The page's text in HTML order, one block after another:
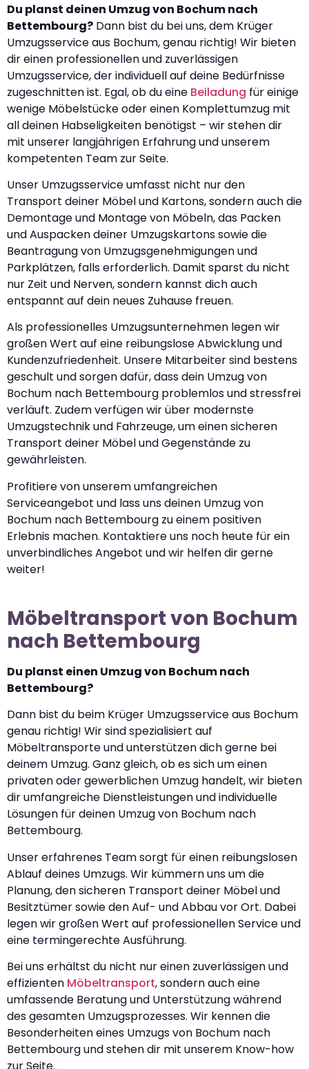
Du planst deinen Umzug von Bochum nach
Bettembourg? Dann bist du bei uns, dem Krüger
Umzugsservice aus Bochum, genau richtig! Wir bieten
dir einen professionellen und zuverlässigen
Umzugsservice, der individuell auf deine Bedürfnisse
zugeschnitten ist. Egal, ob du eine Beiladung für einige
wenige Möbelstücke oder einen Komplettumzug mit
all deinen Habseligkeiten benötigst – wir stehen dir
mit unserer langjährigen Erfahrung und unserem
kompetenten Team zur Seite.
Unser Umzugsservice umfasst nicht nur den
Transport deiner Möbel und Kartons, sondern auch die
Demontage und Montage von Möbeln, das Packen
und Auspacken deiner Umzugskartons sowie die
Beantragung von Umzugsgenehmigungen und
Parkplätzen, falls erforderlich. Damit sparst du nicht
nur Zeit und Nerven, sondern kannst dich auch
entspannt auf dein neues Zuhause freuen.
Als professionelles Umzugsunternehmen legen wir
großen Wert auf eine reibungslose Abwicklung und
Kundenzufriedenheit. Unsere Mitarbeiter sind bestens
geschult und sorgen dafür, dass dein Umzug von
Bochum nach Bettembourg problemlos und stressfrei
verläuft. Zudem verfügen wir über modernste
Umzugstechnik und Fahrzeuge, um einen sicheren
Transport deiner Möbel und Gegenstände zu
gewährleisten.
Profitiere von unserem umfangreichen
Serviceangebot und lass uns deinen Umzug von
Bochum nach Bettembourg zu einem positiven
Erlebnis machen. Kontaktiere uns noch heute für ein
unverbindliches Angebot und wir helfen dir gerne
weiter!
Möbeltransport von Bochum
nach Bettembourg
Du planst einen Umzug von Bochum nach
Bettembourg?
Dann bist du beim Krüger Umzugsservice aus Bochum
genau richtig! Wir sind spezialisiert auf
Möbeltransporte und unterstützen dich gerne bei
deinem Umzug. Ganz gleich, ob es sich um einen
privaten oder gewerblichen Umzug handelt, wir bieten
dir umfangreiche Dienstleistungen und individuelle
Lösungen für deinen Umzug von Bochum nach
Bettembourg.
Unser erfahrenes Team sorgt für einen reibungslosen
Ablauf deines Umzugs. Wir kümmern uns um die
Planung, den sicheren Transport deiner Möbel und
Besitztümer sowie den Auf- und Abbau vor Ort. Dabei
legen wir großen Wert auf professionellen Service und
eine termingerechte Ausführung.
Bei uns erhältst du nicht nur einen zuverlässigen und
effizienten Möbeltransport, sondern auch eine
umfassende Beratung und Unterstützung während
des gesamten Umzugsprozesses. Wir kennen die
Besonderheiten eines Umzugs von Bochum nach
Bettembourg und stehen dir mit unserem Know-how